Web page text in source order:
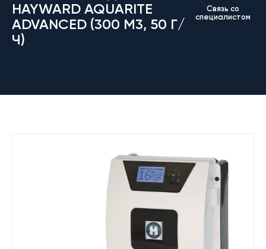
HAYWARD AQUARITE
ADVANCED (300 М3, 50 Г/
Ч)
Связь со
специалистом